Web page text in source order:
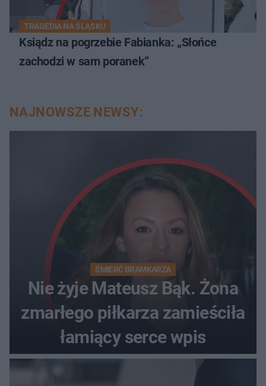
TRAGEDIA NA ŚLĄSKU
Ksiądz na pogrzebie Fabianka: „Słońce
zachodzi w sam poranek”
NAJNOWSZE NEWSY:
ŚMIERĆ BRAMKARZA
Nie żyje Mateusz Bąk. Żona
zmarłego piłkarza zamieściła
łamiący serce wpis